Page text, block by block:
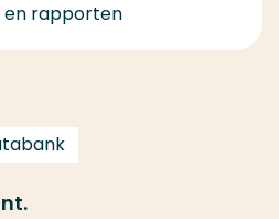
en rapporten